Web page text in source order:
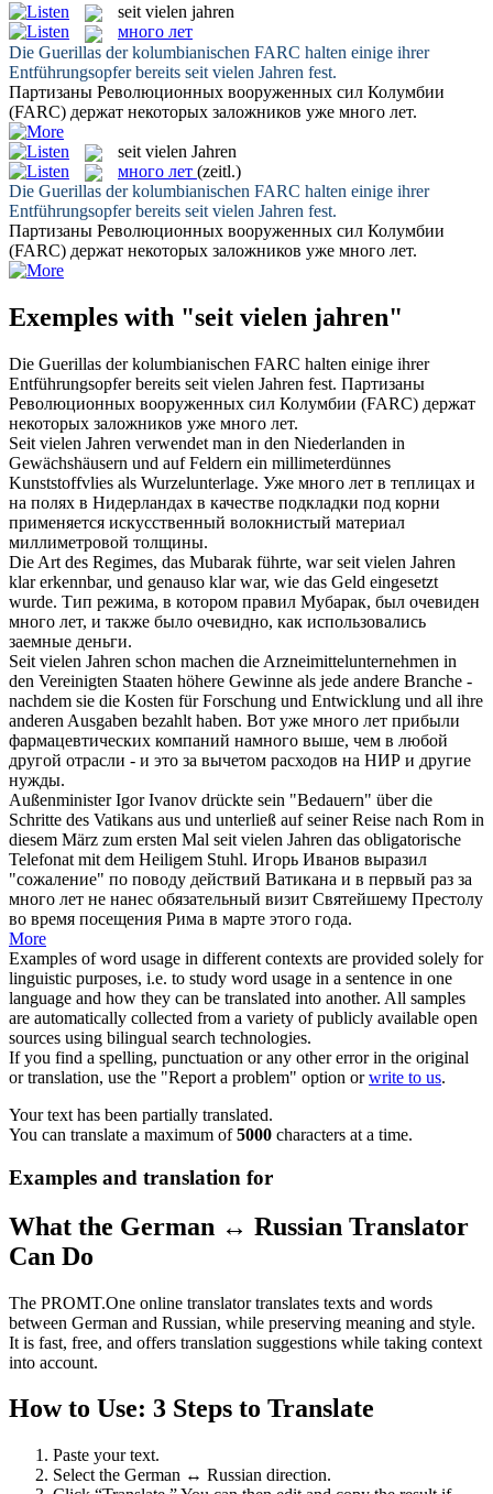
seit vielen jahren
много лет
Die Guerillas der kolumbianischen FARC halten einige ihrer
Entführungsopfer bereits seit vielen Jahren fest.
Партизаны Революционных вооруженных сил Колумбии
(FARC) держат некоторых заложников уже много лет.
seit vielen Jahren
много лет (zeitl.)
Die Guerillas der kolumbianischen FARC halten einige ihrer
Entführungsopfer bereits seit vielen Jahren fest.
Партизаны Революционных вооруженных сил Колумбии
(FARC) держат некоторых заложников уже много лет.
Exemples with "seit vielen jahren"
Die Guerillas der kolumbianischen FARC halten einige ihrer
Entführungsopfer bereits seit vielen Jahren fest. Партизаны
Революционных вооруженных сил Колумбии (FARC) держат
некоторых заложников уже много лет.
Seit vielen Jahren verwendet man in den Niederlanden in
Gewächshäusern und auf Feldern ein millimeterdünnes
Kunststoffvlies als Wurzelunterlage. Уже много лет в теплицах и
на полях в Нидерландах в качестве подкладки под корни
применяется искусственный волокнистый материал
миллиметровой толщины.
Die Art des Regimes, das Mubarak führte, warseit vielen Jahren
klar erkennbar, und genauso klar war, wie das Geld eingesetzt
wurde. Тип режима, в котором правил Мубарак, был очевиден
много лет, и также было очевидно, как использовались
заемные деньги.
Seit vielen Jahren schon machen die Arzneimittelunternehmen in
den Vereinigten Staaten höhere Gewinne als jede andere Branche -
nachdem sie die Kosten für Forschung und Entwicklung und all ihre
anderen Ausgaben bezahlt haben. Вот уже много лет прибыли
фармацевтических компаний намного выше, чем в любой
другой отрасли - и это за вычетом расходов на НИР и другие
нужды.
Außenminister Igor Ivanov drückte sein "Bedauern" über die
Schritte des Vatikans aus und unterließ auf seiner Reise nach Rom in
diesem März zum ersten Mal seit vielen Jahren das obligatorische
Telefonat mit dem Heiligem Stuhl. Игорь Иванов выразил
"сожаление" по поводу действий Ватикана и в первый раз за
много лет не нанес обязательный визит Святейшему Престолу
во время посещения Рима в марте этого года.
More
Examples of word usage in different contexts are provided solely for
linguistic purposes, i.e. to study word usage in a sentence in one
language and how they can be translated into another. All samples
are automatically collected from a variety of publicly available open
sources using bilingual search technologies.
If you find a spelling, punctuation or any other error in the original
or translation, use the "Report a problem" option orwrite to us.
Your text has been partially translated.
You can translate a maximum of5000 characters at a time.
Examples and translation for
What the German ↔ Russian Translator
Can Do
The PROMT.One online translator translates texts and words
between German and Russian, while preserving meaning and style.
It is fast, free, and offers translation suggestions while taking context
into account.
How to Use: 3 Steps to Translate
Paste your text.
Select the German ↔ Russian direction.